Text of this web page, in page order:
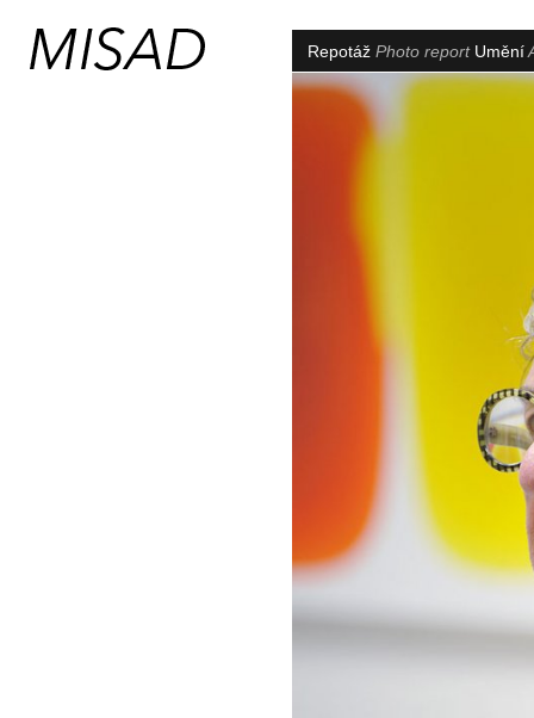
Repotáž Photo report Umění